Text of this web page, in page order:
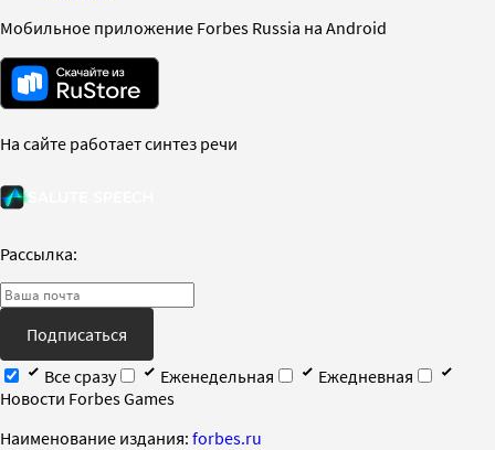
Мобильное приложение Forbes Russia на Android
На сайте работает синтез речи
Рассылка:
Подписаться
Все сразу
Еженедельная
Ежедневная
Новости Forbes Games
Наименование издания: forbes.ru